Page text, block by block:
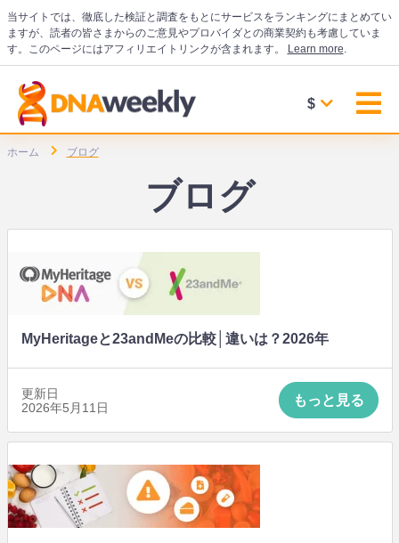
当サイトでは、徹底した検証と調査をもとにサービスをランキングにまとめてい
ますが、読者の皆さまからのご意見やプロバイダとの商業契約も考慮していま
す。このページにはアフィリエイトリンクが含まれます。
Learn more.
$
ホーム ブログ
ブログ
MyHeritageと23andMeの比較│違いは？2026年
更新日
2026年5月11日
もっと見る